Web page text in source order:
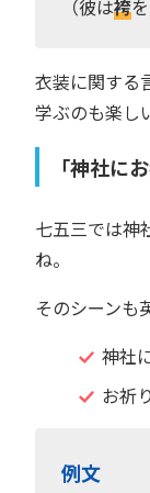
（彼は袴
衣装に関する
学ぶのも楽し
「神社に
七五三では神
ね。
そのシーンも
神社
お祈
例文